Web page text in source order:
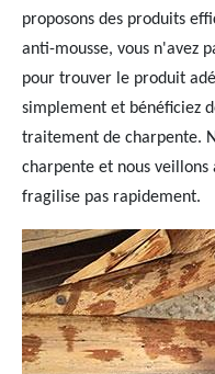
proposons des produits
anti-mousse, vous n'avez
pour trouver le produit
simplement et bénéficiez
traitement de charpente.
charpente et nous
fragilise pas rapidement.